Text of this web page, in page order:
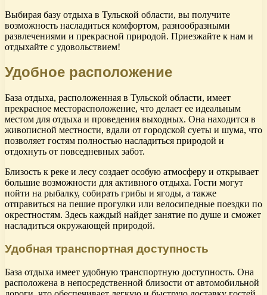
Выбирая базу отдыха в Тульской области, вы получите
возможность насладиться комфортом, разнообразными
развлечениями и прекрасной природой. Приезжайте к нам и
отдыхайте с удовольствием!
Удобное расположение
База отдыха, расположенная в Тульской области, имеет
прекрасное месторасположение, что делает ее идеальным
местом для отдыха и проведения выходных. Она находится в
живописной местности, вдали от городской суеты и шума, что
позволяет гостям полностью насладиться природой и
отдохнуть от повседневных забот.
Близость к реке и лесу создает особую атмосферу и открывает
большие возможности для активного отдыха. Гости могут
пойти на рыбалку, собирать грибы и ягоды, а также
отправиться на пешие прогулки или велосипедные поездки по
окрестностям. Здесь каждый найдет занятие по душе и сможет
насладиться окружающей природой.
Удобная транспортная доступность
База отдыха имеет удобную транспортную доступность. Она
расположена в непосредственной близости от автомобильной